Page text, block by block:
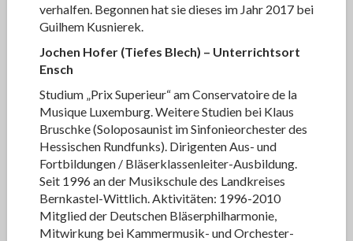
verhalfen. Begonnen hat sie dieses im Jahr 2017 bei
Guilhem Kusnierek.
Jochen Hofer (Tiefes Blech) – Unterrichtsort
Ensch
Studium „Prix Superieur“ am Conservatoire de la
Musique Luxemburg. Weitere Studien bei Klaus
Bruschke (Soloposaunist im Sinfonieorchester des
Hessischen Rundfunks). Dirigenten Aus- und
Fortbildungen / Bläserklassenleiter-Ausbildung.
Seit 1996 an der Musikschule des Landkreises
Bernkastel-Wittlich. Aktivitäten: 1996-2010
Mitglied der Deutschen Bläserphilharmonie,
Mitwirkung bei Kammermusik- und Orchester-